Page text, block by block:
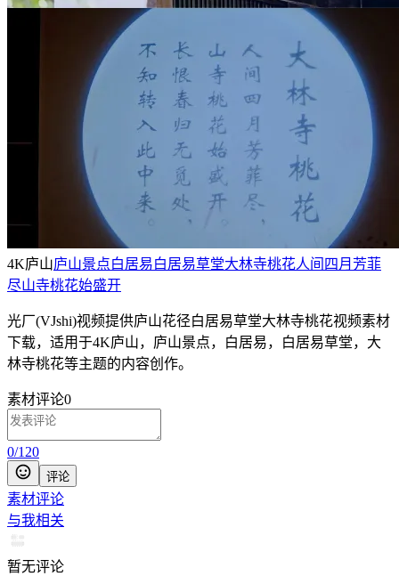
4K庐山庐山景点白居易白居易草堂大林寺桃花人间四月芳菲
尽山寺桃花始盛开
光厂(VJshi)视频提供庐山花径白居易草堂大林寺桃花视频素材
下载，适用于4K庐山，庐山景点，白居易，白居易草堂，大
林寺桃花等主题的内容创作。
素材评论0
0/120
评论
素材评论
与我相关
暂无评论